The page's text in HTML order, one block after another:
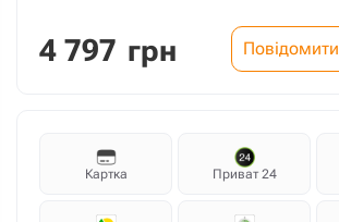
4 797 грн Повідомити
Картка Приват 24